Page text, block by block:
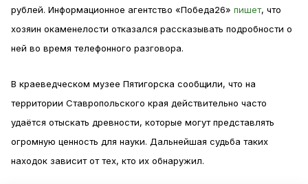
рублей. Информационное агентство «Победа26» пишет, что
хозяин окаменелости отказался рассказывать подробности о
ней во время телефонного разговора.
В краеведческом музее Пятигорска сообщили, что на
территории Ставропольского края действительно часто
удаётся отыскать древности, которые могут представлять
огромную ценность для науки. Дальнейшая судьба таких
находок зависит от тех, кто их обнаружил.